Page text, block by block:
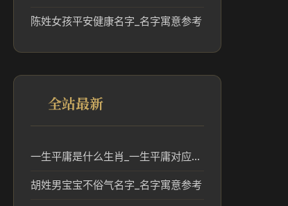
陈姓女孩平安健康名字_名字寓意参考
全站最新
一生平庸是什么生肖_一生平庸对应的生肖含义解析
胡姓男宝宝不俗气名字_名字寓意参考